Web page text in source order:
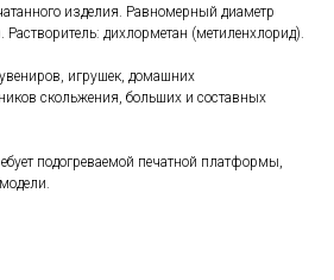
изделия. Равномерный диаметр
Растворитель: дихлорметан (метиленхлорид).
игрушек, домашних
скольжения, больших и составных
подогреваемой печатной платформы,